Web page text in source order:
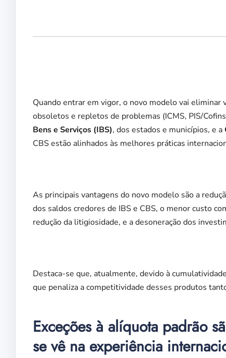
Quando entrar em vigor, o novo modelo vai
obsoletos e repletos de problemas (ICMS, PIS/
Bens e Serviços (IBS), dos estados e municípios, e a
CBS estão alinhados às melhores práticas
As principais vantagens do novo modelo são a
dos saldos credores de IBS e CBS, o menor custo
redução da litigiosidade, e a desoneração dos
Destaca-se que, atualmente, devido à
que penaliza a competitividade desses produtos
Exceções à alíquota padrão
se vê na experiência